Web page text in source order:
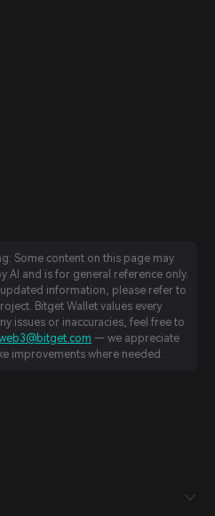
Some content on this page may
AI and is for general reference only.
information, please refer to
Bitget Wallet values every
issues or inaccuracies, feel free to
— we appreciate
improvements where needed.